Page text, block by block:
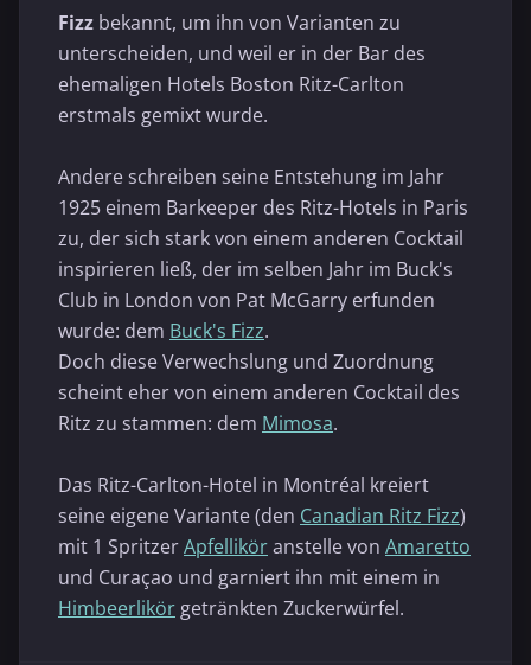
Fizz bekannt, um ihn von Varianten zu
unterscheiden, und weil er in der Bar des
ehemaligen Hotels Boston Ritz-Carlton
erstmals gemixt wurde.
Andere schreiben seine Entstehung im Jahr
1925 einem Barkeeper des Ritz-Hotels in Paris
zu, der sich stark von einem anderen Cocktail
inspirieren ließ, der im selben Jahr im Buck's
Club in London von Pat McGarry erfunden
wurde: dem Buck's Fizz.
Doch diese Verwechslung und Zuordnung
scheint eher von einem anderen Cocktail des
Ritz zu stammen: dem Mimosa.
Das Ritz-Carlton-Hotel in Montréal kreiert
seine eigene Variante (den Canadian Ritz Fizz)
mit 1 SpritzerApfelliköranstelle von Amaretto
und Curaçao und garniert ihn mit einem in
Himbeerlikörgetränkten Zuckerwürfel.